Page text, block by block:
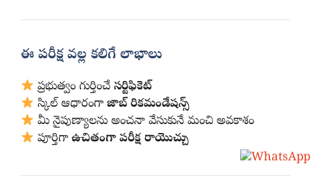
ఈ పరీక్ష వల్ల కలిగే లాభాలు
ప్రభుత్వం గుర్తించేసర్టిఫికెట్
స్కిల్ ఆధారంగాజాబ్ రికమండేషన్స్
మీ నైపుణ్యాలను అంచనా వేసుకునే మంచి అవకాశం
పూర్తిగాఉచితంగా పరీక్ష రాయొచ్చు